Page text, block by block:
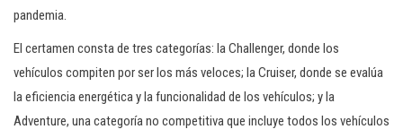
pandemia.
El certamen consta de tres categorías: la Challenger, donde los
vehículos compiten por ser los más veloces; la Cruiser, donde se evalúa
la eficiencia energética y la funcionalidad de los vehículos; y la
Adventure, una categoría no competitiva que incluye todos los vehículos